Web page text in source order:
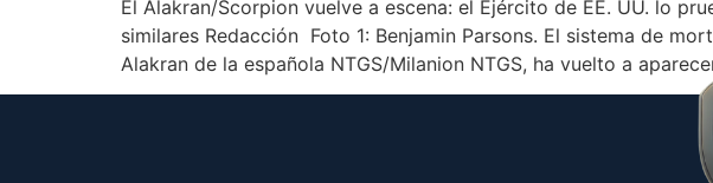
El Alakran/Scorpion vuelve a escena: el Ejército de EE. UU. lo
similares Redacción Foto 1: Benjamin Parsons. El sistema de
Alakran de la española NTGS/Milanion NTGS, ha vuelto a